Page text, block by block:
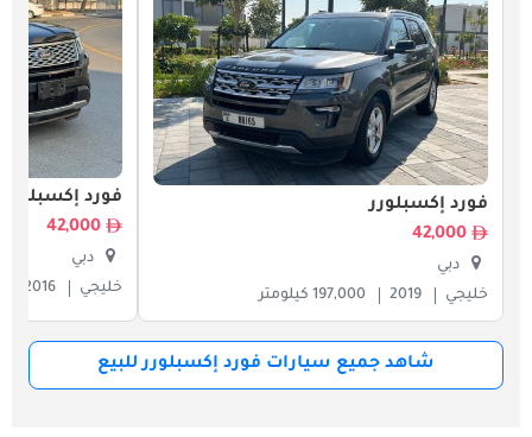
فورد إكسبلورر
42,000
دبي
خليجي
2019 197,000 كيلومتر
فورد إكسبلورر
42,000
دبي
خليجي
2016
شاهد جميع سيارات فورد إكسبلورر للبيع